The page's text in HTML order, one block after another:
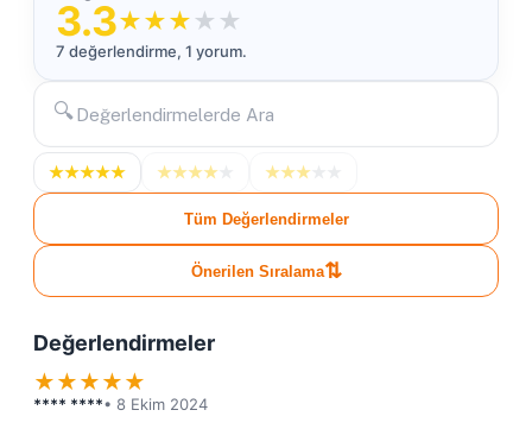
3.3★★★ ★ ★
7 değerlendirme, 1 yorum.
🔍
★★★★★ ★★★★ ★★★
Tüm Değerlendirmeler
Önerilen Sıralama⇅
Değerlendirmeler
★★★★★
**** ****• 8 Ekim 2024